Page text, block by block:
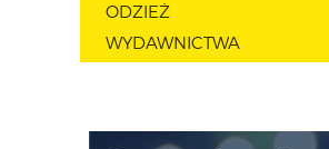
ODZIEŻ
WYDAWNICTWA